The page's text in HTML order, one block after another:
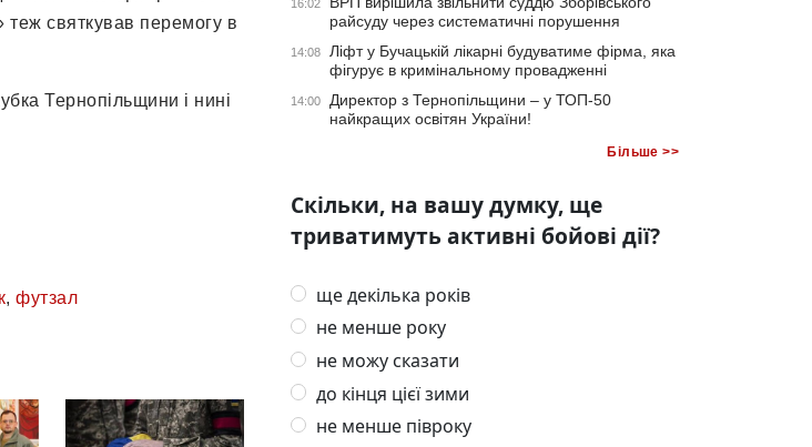
теж святкував перемогу в
Тернопільщини і нині
, футзал
16:02
райсуду через систематичні порушення
14:08
Ліфт у Бучацькій лікарні будуватиме фірма, яка
фігурує в кримінальному провадженні
14:00
Директор з Тернопільщини – у ТОП-50
найкращих освітян України!
Більше >>
Скільки, на вашу думку, ще
триватимуть активні бойові дії?
ще декілька років
не менше року
не можу сказати
до кінця цієї зими
не менше півроку